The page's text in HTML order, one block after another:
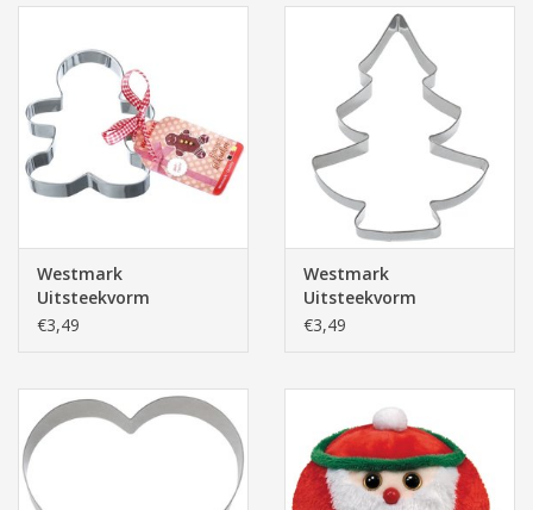
Boeken
Elektra
Baby & Peuter
Speelgoed & hobby
Cadeau & feest
Contact/Locatie
Veiligheid
Westmark
Uitsteekvorm
Gingerbread Mannetje,
€3,49
Westmark
Uitsteekvorm
Kerstboom, 12cm
€3,49